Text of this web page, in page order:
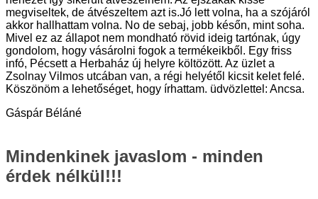
megviseltek, de átvészeltem azt is.Jó lett volna, ha a szójáról
akkor hallhattam volna. No de sebaj, jobb későn, mint soha.
Mivel ez az állapot nem mondható rövid ideig tartónak, úgy
gondolom, hogy vásárolni fogok a termékeikből. Egy friss
infó, Pécsett a Herbaház új helyre költözött. Az üzlet a
Zsolnay Vilmos utcában van, a régi helyétől kicsit kelet felé.
Köszönöm a lehetőséget, hogy írhattam. üdvözlettel: Ancsa.
Gáspár Béláné
Mindenkinek javaslom - minden
érdek nélkül!!!